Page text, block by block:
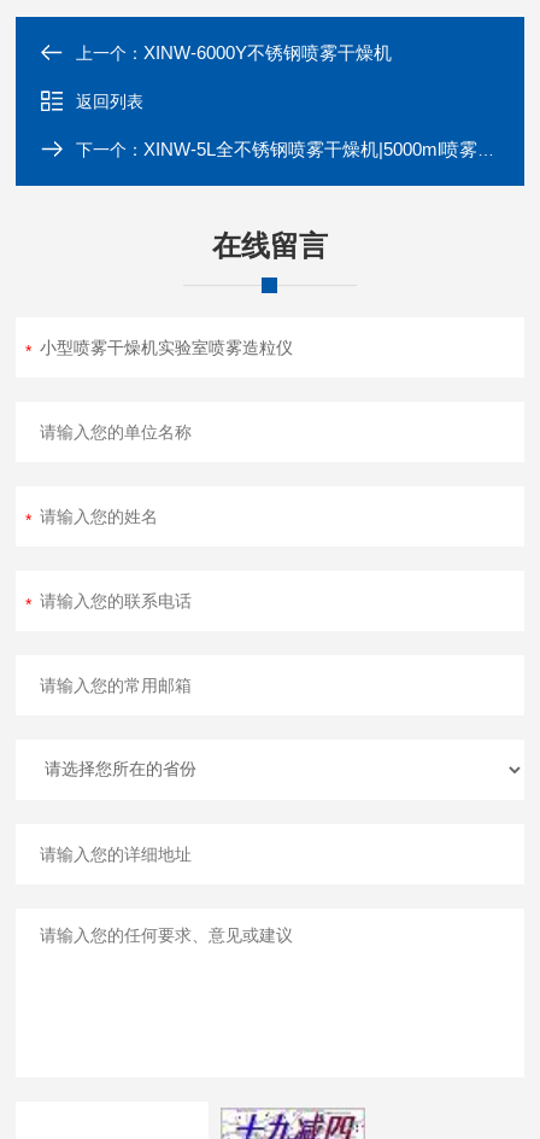
上一个：XINW-6000Y不锈钢喷雾干燥机
返回列表
下一个：XINW-5L全不锈钢喷雾干燥机|5000ml喷雾干燥机
在线留言